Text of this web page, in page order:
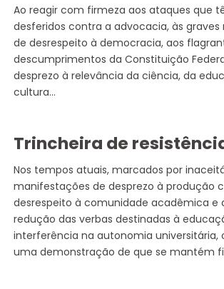
Ao reagir com firmeza aos ataques que
desferidos contra a advocacia, às
de desrespeito à democracia, aos
descumprimentos da Constituição
desprezo à relevância da ciência, da
cultura…
Trincheira de
Nos tempos atuais, marcados por
manifestações de desprezo à produção
desrespeito à comunidade acadêmica e
redução das verbas destinadas à
interferência na autonomia universitária,
uma demonstração de que se mantém